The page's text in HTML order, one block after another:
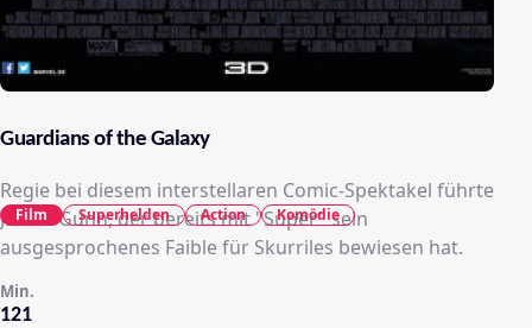
Guardians of the Galaxy
Regie bei diesem interstellaren Comic-Spektakel führte
James Gunn, der bereits mit "Super" sein
ausgesprochenes Faible für Skurriles bewiesen hat.
121
Min.
Film Superhelden Action Komödie